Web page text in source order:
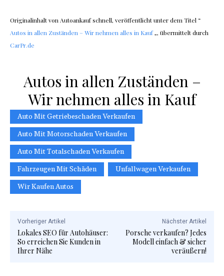
Originalinhalt von Autoankauf schnell, veröffentlicht unter dem Titel “
Autos in allen Zuständen – Wir nehmen alles in Kauf„, übermittelt durch
CarPr.de
Autos in allen Zuständen –
Wir nehmen alles in Kauf
Auto Mit Getriebeschaden Verkaufen
Auto Mit Motorschaden Verkaufen
Auto Mit Totalschaden Verkaufen
Fahrzeugen Mit Schäden
Unfallwagen Verkaufen
Wir Kaufen Autos
Vorheriger Artikel
Lokales SEO für Autohäuser:
So erreichen Sie Kunden in
Ihrer Nähe
Nächster Artikel
Porsche verkaufen? Jedes
Modell einfach & sicher
veräußern!